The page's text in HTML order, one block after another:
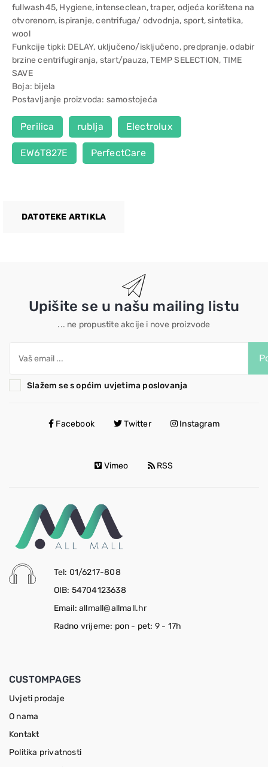
fullwash45, Hygiene, intenseclean, traper, odjeća korištena na
otvorenom, ispiranje, centrifuga/ odvodnja, sport, sintetika,
wool
Funkcije tipki: DELAY, uključeno/isključeno, predpranje, odabir
brzine centrifugiranja, start/pauza, TEMP SELECTION, TIME
SAVE
Boja: bijela
Postavljanje proizvoda: samostojeća
Perilica rublja Electrolux
EW6T827E PerfectCare
DATOTEKE ARTIKLA
Upišite se u našu mailing listu
... ne propustite akcije i nove proizvode
Slažem se s općim uvjetima poslovanja
Facebook Twitter Instagram
Vimeo RSS
Tel: 01/6217-808
OIB: 54704123638
Email: allmall@allmall.hr
Radno vrijeme: pon - pet: 9 - 17h
CUSTOMPAGES
Uvjeti prodaje
O nama
Kontakt
Politika privatnosti